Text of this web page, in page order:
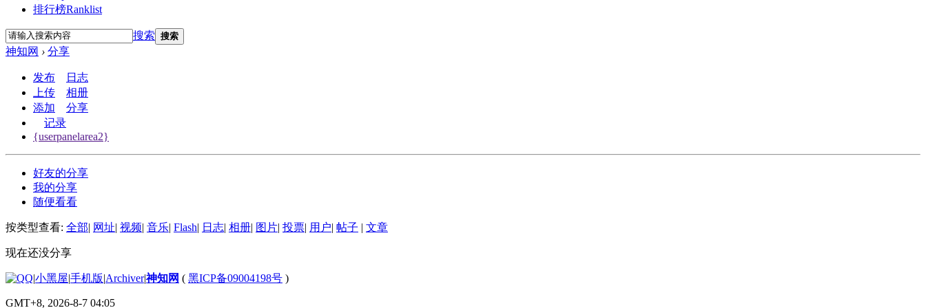
排行榜Ranklist
搜索 搜索
神知网 › 分享
发布
日志
上传
相册
添加
分享
记录
{userpanelarea2}
好友的分享
我的分享
随便看看
按类型查看: 全部| 网址| 视频| 音乐| Flash| 日志| 相册| 图片| 投票| 用户| 帖子 | 文章
现在还没分享
|小黑屋|手机版|Archiver|神知网 ( 黑ICP备09004198号 )
GMT+8, 2026-8-7 04:05